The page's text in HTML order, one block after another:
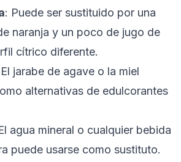
: Puede ser sustituido por una
naranja y un poco de jugo de
cítrico diferente.
jarabe de agave o la miel
alternativas de edulcorantes
agua mineral o cualquier bebida
puede usarse como sustituto.